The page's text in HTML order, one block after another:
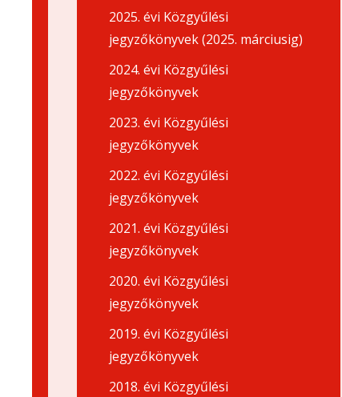
2025. évi Közgyűlési
jegyzőkönyvek (2025. márciusig)
2024. évi Közgyűlési
jegyzőkönyvek
2023. évi Közgyűlési
jegyzőkönyvek
2022. évi Közgyűlési
jegyzőkönyvek
2021. évi Közgyűlési
jegyzőkönyvek
2020. évi Közgyűlési
jegyzőkönyvek
2019. évi Közgyűlési
jegyzőkönyvek
2018. évi Közgyűlési